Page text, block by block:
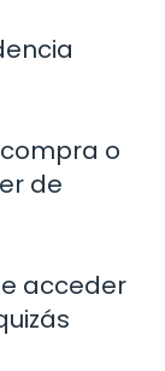
o
de
acceder